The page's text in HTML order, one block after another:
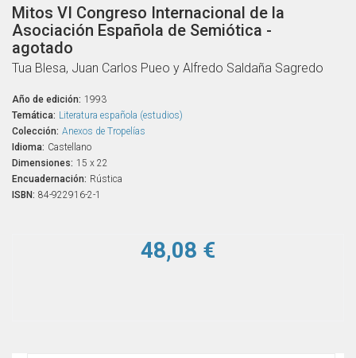
Mitos VI Congreso Internacional de la
Asociación Española de Semiótica -
agotado
Tua Blesa, Juan Carlos Pueo y Alfredo Saldaña Sagredo
Año de edición: 1993
Temática: Literatura española (estudios)
Colección: Anexos de Tropelías
Idioma: Castellano
Dimensiones: 15 x 22
Encuadernación: Rústica
ISBN: 84-922916-2-1
48,08 €